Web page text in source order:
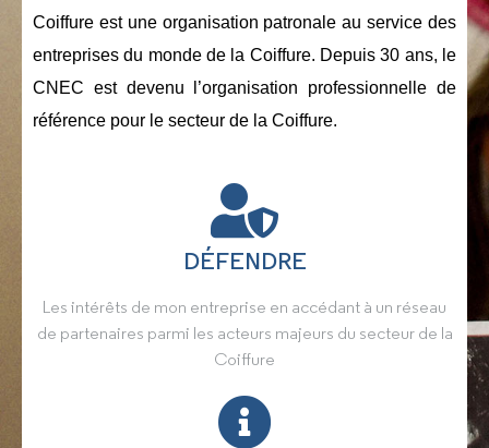
Coiffure est une organisation patronale au service des
entreprises du monde de la Coiffure. Depuis 30 ans, le
CNEC est devenu l’organisation professionnelle de
référence pour le secteur de la Coiffure.
DÉFENDRE
Les intérêts de mon entreprise en accédant à un réseau
de partenaires parmi les acteurs majeurs du secteur de la
Coiffure